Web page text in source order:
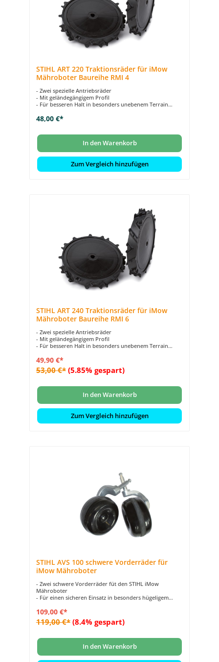
STIHL ART 220 Traktionsräder für iMow
Mähroboter Baureihe RMI 4
- Zwei spezielle Antriebsräder
- Mit geländegängigem Profil
- Für besseren Halt in besonders unebenem Terrain
4
48,00 €*
In den Warenkorb
Zum Vergleich hinzufügen
STIHL ART 240 Traktionsräder für iMow
Mähroboter Baureihe RMI 6
- Zwei spezielle Antriebsräder
- Mit geländegängigem Profil
- Für besseren Halt in besonders unebenem Terrain
6
49,90 €*
53,00 €* (5.85% gespart)
In den Warenkorb
Zum Vergleich hinzufügen
STIHL AVS 100 schwere Vorderräder für
iMow Mähroboter
- Zwei schwere Vorderräder füt den STIHL iMow
Mähroboter
- Für einen sicheren Einsatz in besonders hügeligem
- Verbessert den Halt des automatischen Rasenmähers an
schrägen Ebenen
109,00 €*
119,00 €* (8.4% gespart)
In den Warenkorb